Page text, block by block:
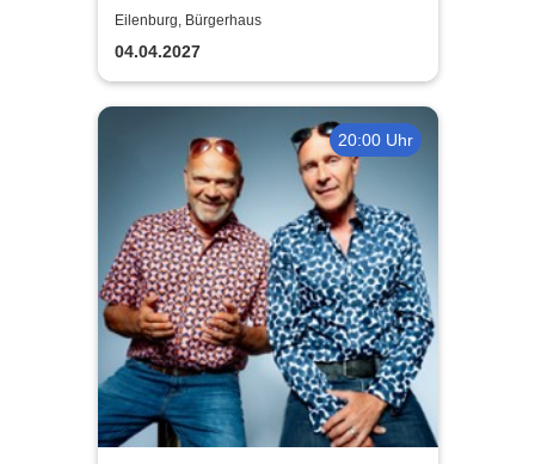
Eilenburg, Bürgerhaus
04.04.2027
20:00 Uhr